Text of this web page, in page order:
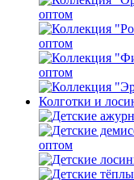
оптом
оптом
оптом
Колготки и
оптом